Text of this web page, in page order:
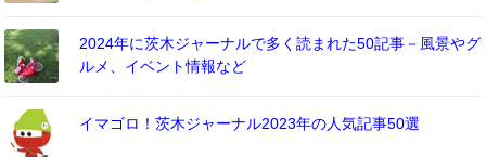
2024年に茨木ジャーナルで多く読まれた50記事－風景やグ
ルメ、イベント情報など
イマゴロ！茨木ジャーナル2023年の人気記事50選